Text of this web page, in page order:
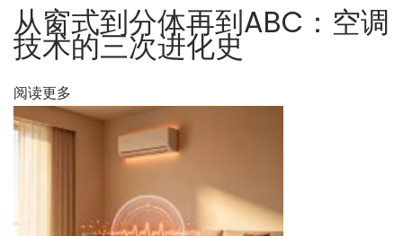
什
么
从窗式到分体再到ABC：空调
技术的三次进化史
阅读更多